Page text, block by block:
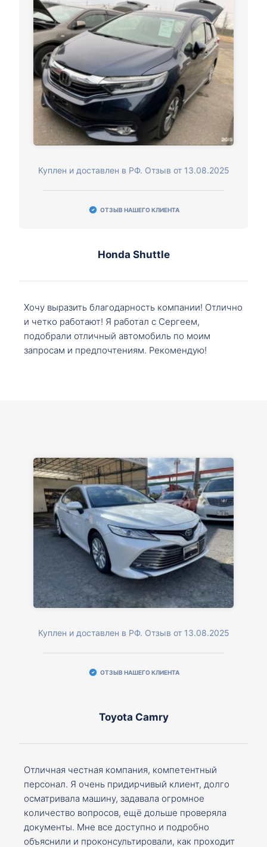
Куплен и доставлен в РФ. Отзыв от 13.08.2025
ОТЗЫВ НАШЕГО КЛИЕНТА
Honda Shuttle
Хочу выразить благодарность компании! Отлично
и четко работают! Я работал с Сергеем,
подобрали отличный автомобиль по моим
запросам и предпочтениям. Рекомендую!
Куплен и доставлен в РФ. Отзыв от 13.08.2025
ОТЗЫВ НАШЕГО КЛИЕНТА
Toyota Camry
Отличная честная компания, компетентный
персонал. Я очень придирчивый клиент, долго
осматривала машину, задавала огромное
количество вопросов, ещё дольше проверяла
документы. Мне все доступно и подробно
объяснили и проконсультировали, как проходит